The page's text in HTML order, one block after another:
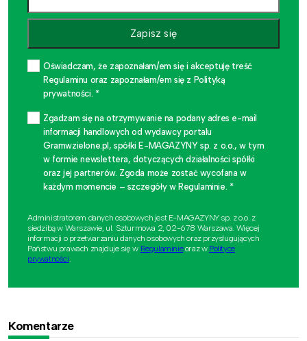
Zapisz się
Oświadczam, że zapoznałam/em się i akceptuję treść
Regulaminu oraz zapoznałam/em się z Polityką
prywatności. *
Zgadzam się na otrzymywanie na podany adres e-mail
informacji handlowych od wydawcy portalu
Gramwzielone.pl, spółki E-MAGAZYNY sp. z o.o., w tym
w formie newslettera, dotyczących działalności spółki
oraz jej partnerów. Zgoda może zostać wycofana w
każdym momencie – szczegóły w Regulaminie. *
Administratorem danych osobowych jest E-MAGAZYNY sp. z o.o. z
siedzibą w Warszawie, ul. Szturmowa 2, 02-678 Warszawa. Więcej
informacji o przetwarzaniu danych osobowych oraz przysługujących
Państwu prawach znajduje się w Regulaminieoraz w Polityce
prywatności.
Komentarze